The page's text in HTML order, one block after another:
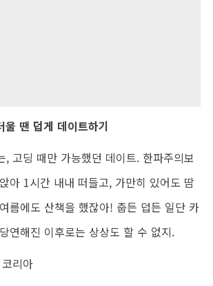
울 땐 덥게 데이트하기
, 고딩 때만 가능했던 데이트. 한파주의보
아 1시간 내내 떠들고, 가만히 있어도 땀
름에도 산책을 했잖아! 춥든 덥든 일단 카
연해진 이후로는 상상도 할 수 없지.
리아